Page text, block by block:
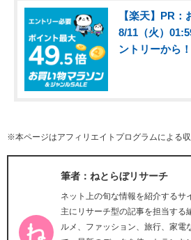
【楽天】PR
8/11（火）
ントリーから！
※本ページはアフィリエイトプログラムによる
筆者：ねとらぼリサーチ
ネット上の旬な情報を紹介するサ
主にリサーチ型の記事を担当する
ルメ、ファッション、旅行、家電